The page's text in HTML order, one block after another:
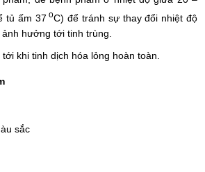
tủ ấm 37 oC) để tránh sự thay đổi nhiệt độ
hưởng tới tinh trùng.
khi tinh dịch hóa lỏng hoàn toàn.
sắc